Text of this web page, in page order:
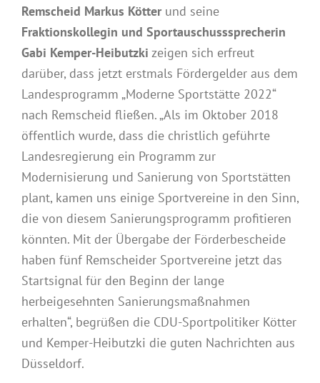
Remscheid Markus Kötterund seine
Fraktionskollegin und Sportauschusssprecherin
Gabi Kemper-Heibutzki zeigen sich erfreut
darüber, dass jetzt erstmals Fördergelder aus dem
Landesprogramm „Moderne Sportstätte 2022“
nach Remscheid fließen. „Als im Oktober 2018
öffentlich wurde, dass die christlich geführte
Landesregierung ein Programm zur
Modernisierung und Sanierung von Sportstätten
plant, kamen uns einige Sportvereine in den Sinn,
die von diesem Sanierungsprogramm profitieren
könnten. Mit der Übergabe der Förderbescheide
haben fünf Remscheider Sportvereine jetzt das
Startsignal für den Beginn der lange
herbeigesehnten Sanierungsmaßnahmen
erhalten“, begrüßen die CDU-Sportpolitiker Kötter
und Kemper-Heibutzki die guten Nachrichten aus
Düsseldorf.